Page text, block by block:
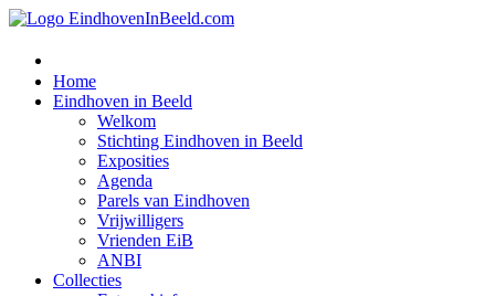
Home
Eindhoven in Beeld
Welkom
Stichting Eindhoven in Beeld
Exposities
Agenda
Parels van Eindhoven
Vrijwilligers
Vrienden EiB
ANBI
Collecties